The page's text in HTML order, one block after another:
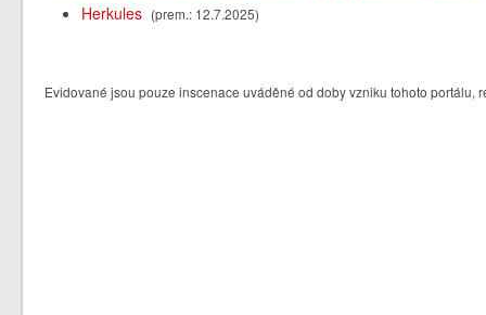
Herkules (prem.: 12.7.2025)
Evidované jsou pouze inscenace uváděné od doby vzniku tohoto portálu,